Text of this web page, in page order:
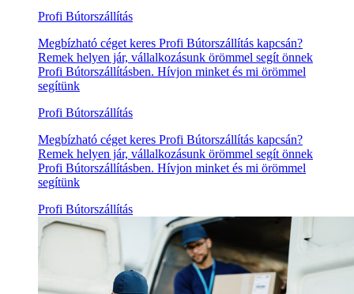
Profi Bútorszállítás
Megbízható céget keres Profi Bútorszállítás kapcsán?
Remek helyen jár, vállalkozásunk örömmel segít önnek
Profi Bútorszállításben. Hívjon minket és mi örömmel
segítünk
Profi Bútorszállítás
Megbízható céget keres Profi Bútorszállítás kapcsán?
Remek helyen jár, vállalkozásunk örömmel segít önnek
Profi Bútorszállításben. Hívjon minket és mi örömmel
segítünk
Profi Bútorszállítás